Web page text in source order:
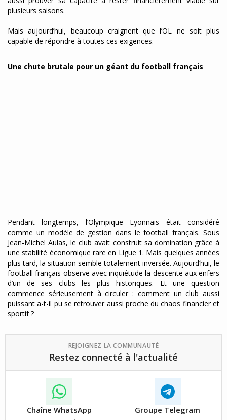
plusieurs saisons.
Mais aujourd’hui, beaucoup craignent que l’OL ne soit plus
capable de répondre à toutes ces exigences.
Une chute brutale pour un géant du football français
Pendant longtemps, l’Olympique Lyonnais était considéré
comme un modèle de gestion dans le football français. Sous
Jean-Michel Aulas, le club avait construit sa domination grâce à
une stabilité économique rare en Ligue 1. Mais quelques années
plus tard, la situation semble totalement inversée. Aujourd’hui, le
football français observe avec inquiétude la descente aux enfers
d’un de ses clubs les plus historiques. Et une question
commence sérieusement à circuler : comment un club aussi
puissant a-t-il pu se retrouver aussi proche du chaos financier et
sportif ?
REJOIGNEZ LA COMMUNAUTÉ
Restez connecté à l'actualité
Chaîne WhatsApp Groupe Telegram